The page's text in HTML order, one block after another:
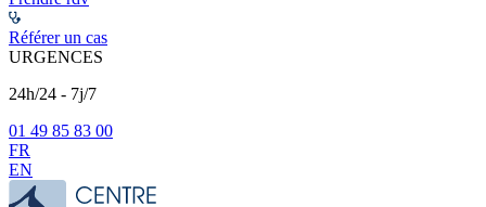
Référer un cas
URGENCES
24h/24 - 7j/7
01 49 85 83 00
FR
EN